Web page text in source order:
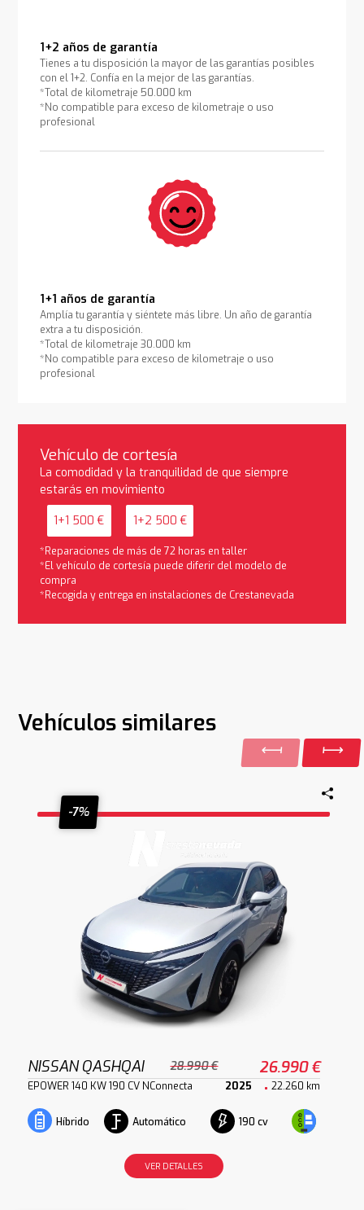
1+2 años de garantía
Tienes a tu disposición la mayor de las garantías posibles
con el 1+2. Confía en la mejor de las garantías.
*Total de kilometraje 50.000 km
*No compatible para exceso de kilometraje o uso
profesional
1+1 años de garantía
Amplía tu garantía y siéntete más libre. Un año de garantía
extra a tu disposición.
*Total de kilometraje 30.000 km
*No compatible para exceso de kilometraje o uso
profesional
Vehículo de cortesía
La comodidad y la tranquilidad de que siempre
estarás en movimiento
1+1 500 € 1+2 500 €
*Reparaciones de más de 72 horas en taller
*El vehículo de cortesía puede diferir del modelo de
compra
*Recogida y entrega en instalaciones de Crestanevada
Vehículos similares
-7%
NISSAN QASHQAI 28.990 € 26.990 €
EPOWER 140 KW 190 CV NConnecta 2025 22.260 km
Híbrido Automático 190 cv
VER DETALLES